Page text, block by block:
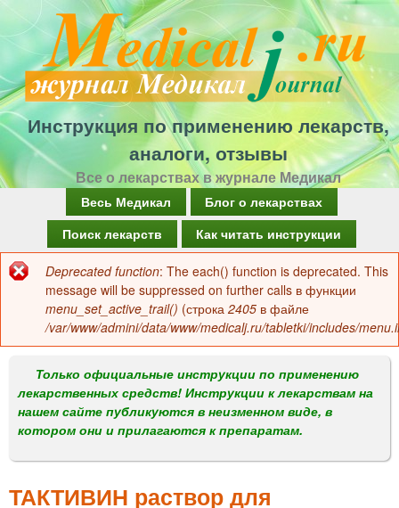
Перейти
к
основному
содержанию
Инструкция по применению лекарств,
аналоги, отзывы
Все о лекарствах в журнале Медикал
а
в
о
м
е
н
Весь Медикал
Блог о лекарствах
Поиск лекарств
Как читать инструкции
Сообщение
об
ошибке
Deprecated function: The each() function is deprecated. This
message will be suppressed on further calls в функции
menu_set_active_trail() (строка 2405 в файле
/var/www/admini/data/www/medicalj.ru/tabletki/includes/
Только официальные инструкции по применению
лекарственных средств! Инструкции к лекарствам на
нашем сайте публикуются в неизменном виде, в
котором они и прилагаются к препаратам.
ТАКТИВИН раствор для